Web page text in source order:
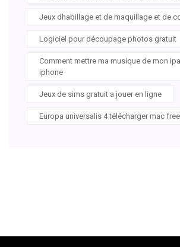
Jeux dhabillage et de maquillage et de
Logiciel pour découpage photos gratuit
Comment mettre ma musique de mon
iphone
Jeux de sims gratuit a jouer en ligne
Europa universalis 4 télécharger mac free